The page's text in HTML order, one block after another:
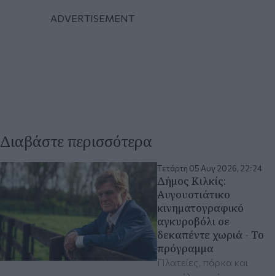
Διαβάστε περισσότερα
Τετάρτη 05 Αυγ 2026, 22:24
Δήμος Κιλκίς:
Αυγουστιάτικο
κινηματογραφικό
αγκυροβόλι σε
δεκαπέντε χωριά - Το
πρόγραμμα
Πλατείες, πάρκα και